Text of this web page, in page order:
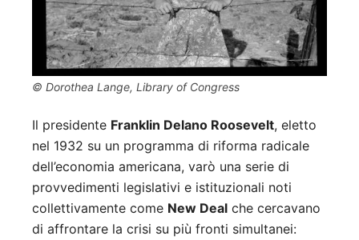
© Dorothea Lange, Library of Congress
Il presidente Franklin Delano Roosevelt, eletto
nel 1932 su un programma di riforma radicale
dell’economia americana, varò una serie di
provvedimenti legislativi e istituzionali noti
collettivamente come New Deal che cercavano
di affrontare la crisi su più fronti simultanei: